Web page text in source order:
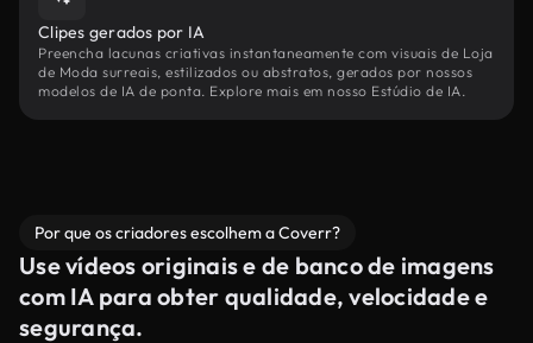
Clipes gerados por IA
Preencha lacunas criativas instantaneamente com visuais de Loja
de Moda surreais, estilizados ou abstratos, gerados por nossos
modelos de IA de ponta. Explore mais em nosso Estúdio de IA.
Por que os criadores escolhem a Coverr?
Use vídeos originais e de banco de imagens
com IA para obter qualidade, velocidade e
segurança.